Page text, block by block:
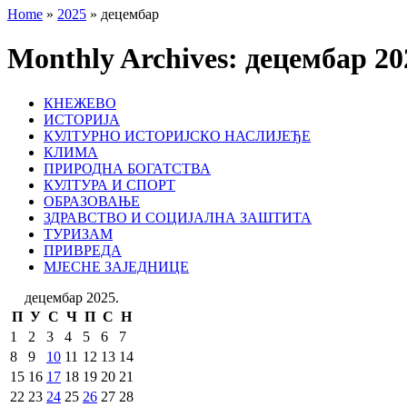
Home » 2025 » децембар
Monthly Archives: децембар
КНЕЖЕВО
ИСТОРИЈА
КУЛТУРНО ИСТОРИЈСКО НАСЛИЈЕЂЕ
КЛИМА
ПРИРОДНА БОГАТСТВА
КУЛТУРА И СПОРТ
ОБРАЗОВАЊЕ
ЗДРАВСТВО И СОЦИЈАЛНА ЗАШТИТА
ТУРИЗАМ
ПРИВРЕДА
МЈЕСНЕ ЗАЈЕДНИЦЕ
децембар 2025.
П У С Ч П С Н
1
2 3 4 5 6
7
8
9 10 11 12 13 14
15 16 17 18 19 20 21
22 23 24 25 26 27 28